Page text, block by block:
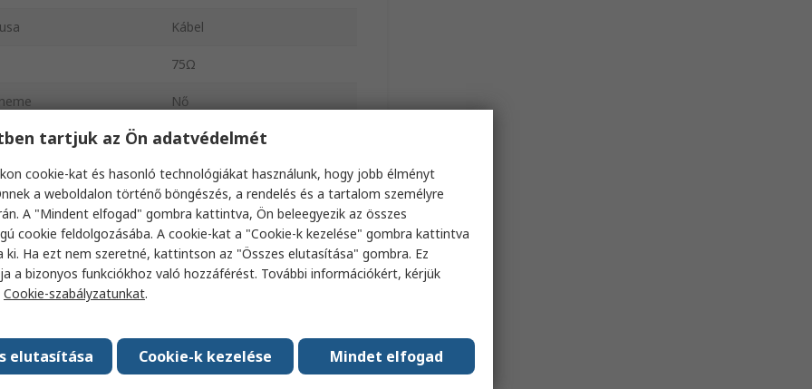
Kábel
75Ω
Nő
Egyenes
RG59B/U
Standard
Nem
frekvencia
hőmérséklet -65°C
tartjuk az Ön adatvédelmét
cookie-kat és hasonló technológiákat használunk, hogy jobb élményt
a weboldalon történő böngészés, a rendelés és a tartalom személyre
A "Mindent elfogad" gombra kattintva, Ön beleegyezik az összes
cookie feldolgozásába. A cookie-kat a "Cookie-k kezelése" gombra kattintva
ki. Ha ezt nem szeretné, kattintson az "Összes elutasítása" gombra. Ez
a bizonyos funkciókhoz való hozzáférést. További információkért, kérjük
Cookie-szabályzatunkat.
Mindet elfogad
Cookie-k kezelése
elutasítása